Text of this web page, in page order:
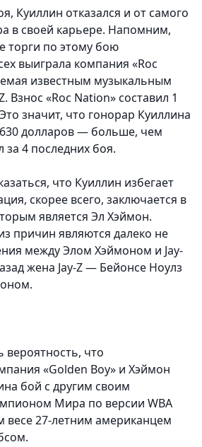
Куиллин отказался и от самого
в своей карьере. Напомним,
торги по этому бою
выиграла компания «Roc
известным музыкальным
Взнос «Roc Nation» составил 1
значит, что гонорар Куиллина
долларов — больше, чем
за 4 последних боя.
что Куиллин избегает
скорее всего, заключается в
является Эл Хэймон.
причин являются далеко не
между Элом Хэймоном и Jay-
жена Jay-Z — Бейонсе Ноулз
вероятность, что
«Golden Boy» и Хэймон
бой с другим своим
Мира по версии WBA
весе 27-летним американцем